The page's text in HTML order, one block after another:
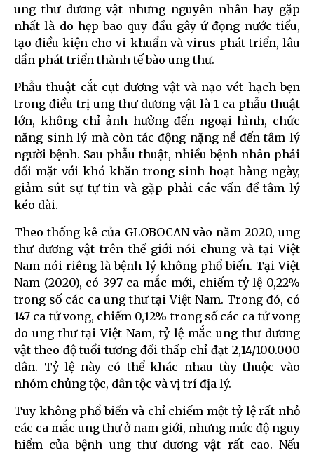
ung thư dương vật nhưng nguyên nhân hay gặp
nhất là do hẹp bao quy đầu gây ứ đọng nước tiểu,
tạo điều kiện cho vi khuẩn và virus phát triển, lâu
dần phát triển thành tế bào ung thư.
Phẫu thuật cắt cụt dương vật và nạo vét hạch bẹn
trong điều trị ung thư dương vật là 1 ca phẫu thuật
lớn, không chỉ ảnh hưởng đến ngoại hình, chức
năng sinh lý mà còn tác động nặng nề đến tâm lý
người bệnh. Sau phẫu thuật, nhiều bệnh nhân phải
đối mặt với khó khăn trong sinh hoạt hàng ngày,
giảm sút sự tự tin và gặp phải các vấn đề tâm lý
kéo dài.
Theo thống kê của GLOBOCAN vào năm 2020, ung
thư dương vật trên thế giới nói chung và tại Việt
Nam nói riêng là bệnh lý không phổ biến. Tại Việt
Nam (2020), có 397 ca mắc mới, chiếm tỷ lệ 0,22%
trong số các ca ung thư tại Việt Nam. Trong đó, có
147 ca tử vong, chiếm 0,12% trong số các ca tử vong
do ung thư tại Việt Nam, tỷ lệ mắc ung thư dương
vật theo độ tuổi tương đối thấp chỉ đạt 2,14/100.000
dân. Tỷ lệ này có thể khác nhau tùy thuộc vào
nhóm chủng tộc, dân tộc và vị trí địa lý.
Tuy không phổ biến và chỉ chiếm một tỷ lệ rất nhỏ
các ca mắc ung thư ở nam giới, nhưng mức độ nguy
hiểm của bệnh ung thư dương vật rất cao. Nếu